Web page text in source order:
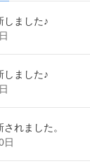
しました♪
しました♪
れました。
日